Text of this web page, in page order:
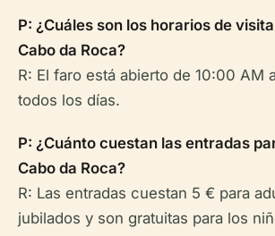
P: ¿Cuáles son los horarios de
Cabo da Roca?
R: El faro está abierto de 10:00 AM
todos los días.
P: ¿Cuánto cuestan las entradas
Cabo da Roca?
R: Las entradas cuestan 5 € para
jubilados y son gratuitas para los